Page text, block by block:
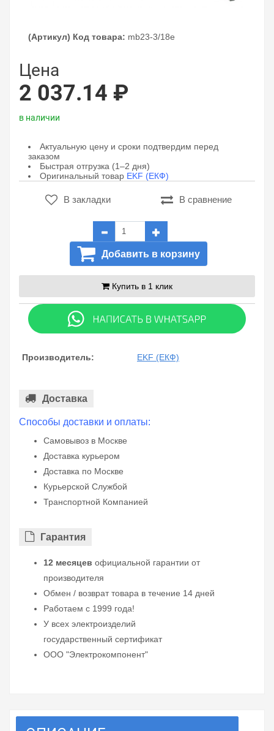
(Артикул) Код товара: mb23-3/18e
Цена
2 037.14 ₽
в наличии
Актуальную цену и сроки подтвердим перед
заказом
Быстрая отгрузка (1–2 дня)
Оригинальный товар EKF (ЕКФ)
В закладки В сравнение
Добавить в корзину
Купить в 1 клик
Производитель: EKF (ЕКФ)
Доставка
Способы доставки и оплаты:
Самовывоз в Москве
Доставка курьером
Доставка по Москве
Курьерской Службой
Транспортной Компанией
Гарантия
12 месяцев официальной гарантии от
производителя
Обмен / возврат товара в течение 14 дней
Работаем с 1999 года!
У всех электроизделий
государственный сертификат
ООО "Электрокомпонент"